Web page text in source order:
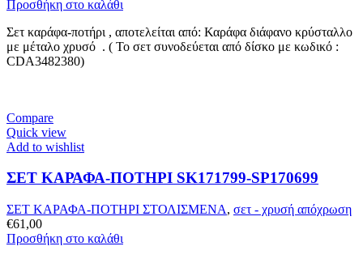
Προσθήκη στο καλάθι
Σετ καράφα-ποτήρι , αποτελείται από: Καράφα διάφανο κρύσταλλο
με μέταλο χρυσό . ( Το σετ συνοδεύεται από δίσκο με κωδικό :
CDA3482380)
Compare
Quick view
Add to wishlist
ΣΕΤ ΚΑΡΑΦΑ-ΠΟΤΗΡΙ SK171799-SP170699
ΣΕΤ ΚΑΡΑΦΑ-ΠΟΤΗΡΙ ΣΤΟΛΙΣΜΕΝΑ, σετ - χρυσή απόχρωση
€61,00
Προσθήκη στο καλάθι